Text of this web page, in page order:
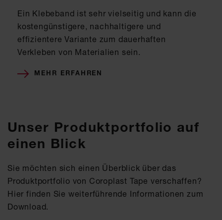
Ein Klebeband ist sehr vielseitig und kann die
kostengünstigere, nachhaltigere und
effizientere Variante zum dauerhaften
Verkleben von Materialien sein.
MEHR ERFAHREN
Unser Produktportfolio auf
einen Blick
Sie möchten sich einen Überblick über das
Produktportfolio von Coroplast Tape verschaffen?
Hier finden Sie weiterführende Informationen zum
Download.